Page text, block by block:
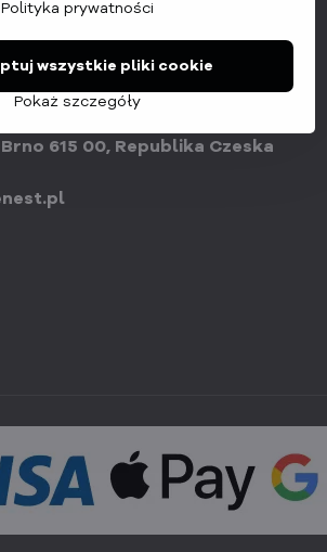
615 00, Republika Czeska
Polityka prywatności
Pokaż szczegóły
wszystkie pliki cookie